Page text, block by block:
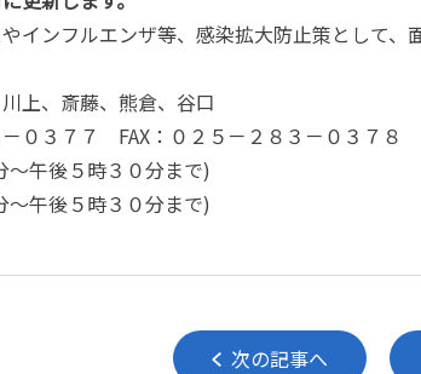
インフルエンザ等、感染拡大防止策として、
上、斎藤、熊倉、谷口
０３７７ FAX ：０２５－２８３－０３７８
午後５時３０分まで)
午後５時３０分まで)
次の記事へ